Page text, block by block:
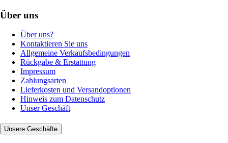
Über uns
Über uns?
Kontaktieren Sie uns
Allgemeine Verkaufsbedingungen
Rückgabe & Erstattung
Impressum
Zahlungsarten
Lieferkosten und Versandoptionen
Hinweis zum Datenschutz
Unser Geschäft
Unsere Geschäfte